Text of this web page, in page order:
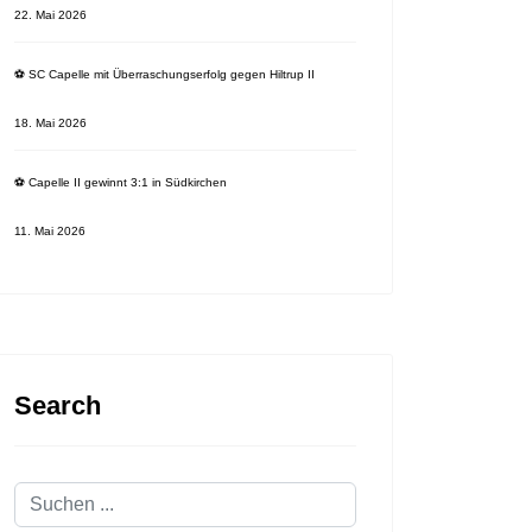
Hitzige Partie für Capelle in Rinkerode
22. Mai 2026
⚽️ SC Capelle mit Überraschungserfolg gegen Hiltrup II
18. Mai 2026
⚽️ Capelle II gewinnt 3:1 in Südkirchen
11. Mai 2026
Search
Suchen